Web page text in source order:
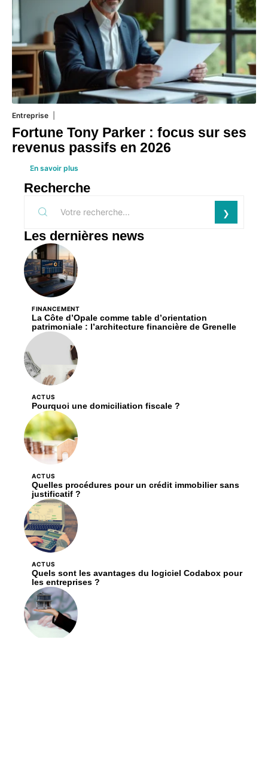
Entreprise
Fortune Tony Parker : focus sur ses
revenus passifs en 2026
En savoir plus
Recherche
Les dernières news
FINANCEMENT
La Côte d’Opale comme table d’orientation
patrimoniale : l’architecture financière de Grenelle
ACTUS
Pourquoi une domiciliation fiscale ?
ACTUS
Quelles procédures pour un crédit immobilier sans
justificatif ?
ACTUS
Quels sont les avantages du logiciel Codabox pour
les entreprises ?